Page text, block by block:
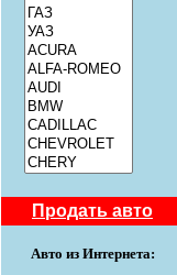
Продать авто
Авто из Интернета: